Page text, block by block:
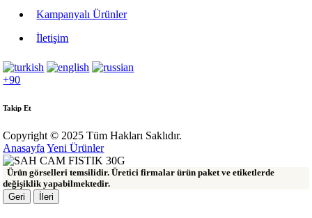
Kampanyalı Ürünler
İletişim
+90
Takip Et
Copyright © 2025 Tüm Hakları Saklıdır.
Anasayfa Yeni Ürünler
Ürün görselleri temsilidir. Üretici firmalar ürün paket ve etiketlerde
değişiklik yapabilmektedir.
Geri
İleri